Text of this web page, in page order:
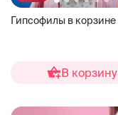
Гипсофилы в корзине
В корзину